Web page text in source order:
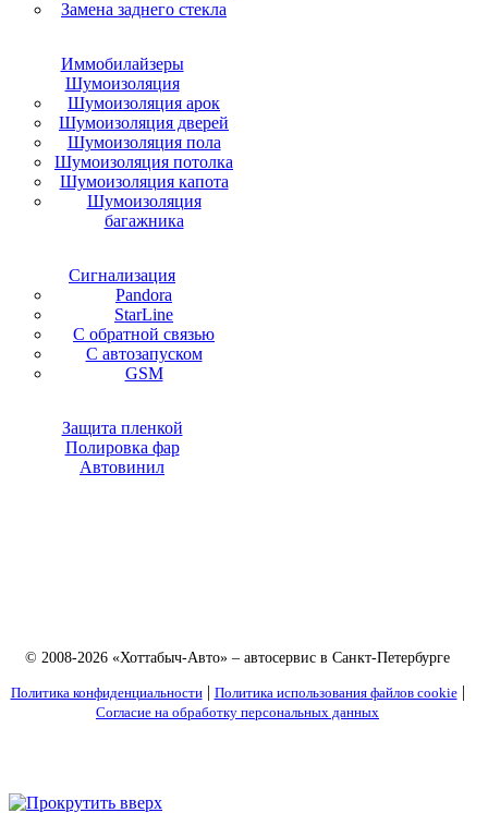
Замена заднего стекла
Иммобилайзеры
Шумоизоляция
Шумоизоляция арок
Шумоизоляция дверей
Шумоизоляция пола
Шумоизоляция потолка
Шумоизоляция капота
Шумоизоляция
багажника
Сигнализация
Pandora
StarLine
С обратной связью
С автозапуском
GSM
Защита пленкой
Полировка фар
Автовинил
© 2008-2026 «Хоттабыч-Авто» – автосервис в Санкт-Петербурге
Политика конфиденциальности| Политика использования файлов cookie|
Согласие на обработку персональных данных